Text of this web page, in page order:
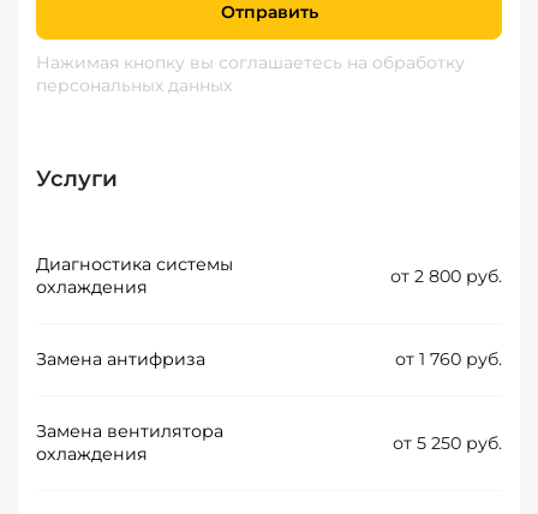
Отправить
Нажимая кнопку вы соглашаетесь на обработку
персональных данных
Услуги
Диагностика системы
охлаждения
от 2 800 руб.
Замена антифриза от 1 760 руб.
Замена вентилятора
охлаждения
от 5 250 руб.